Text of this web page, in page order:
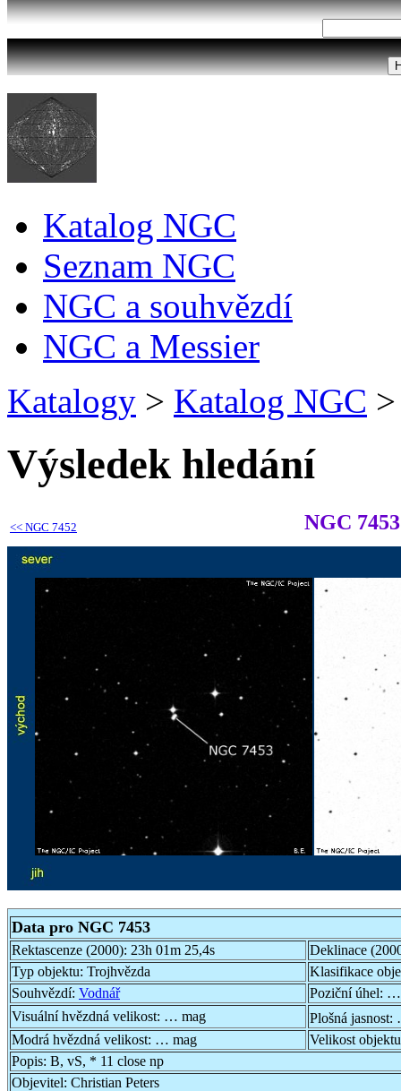
Katalog NGC
Seznam NGC
NGC a souhvězdí
NGC a Messier
Katalogy > Katalog NGC >
Výsledek hledání
<< NGC 7452 NGC 7453
Data pro NGC 7453
Rektascenze (2000): 23h 01m 25,4s
Deklinace
Typ objektu: Trojhvězda
Klasifikace
Souhvězdí: Vodnář Poziční úhel: …
Visuální hvězdná velikost: … mag Plošná jasnost:
Modrá hvězdná velikost: … mag
Velikost
Popis: B, vS, * 11 close np
Objevitel: Christian Peters